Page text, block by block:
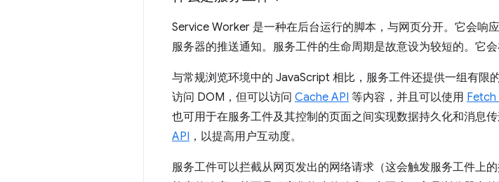
Service Worker 是一种在后台运行的脚本，与网页分开。它会响
服务器的推送通知。服务工件的生命周期是故意设为较短的。它
与常规浏览环境中的 JavaScript 相比，服务工件还提供一组有限
访问 DOM，但可以访问 Cache API 等内容，并且可以使用 Fetch
也可用于在服务工件及其控制的页面之间实现数据持久化和消息
API ，以提高用户互动度。
服务工件可以拦截从网页发出的网络请求（这会触发服务工件上